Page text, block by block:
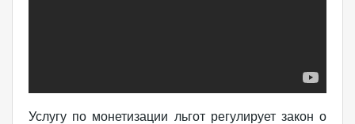
Услугу по монетизации льгот регулирует закон о